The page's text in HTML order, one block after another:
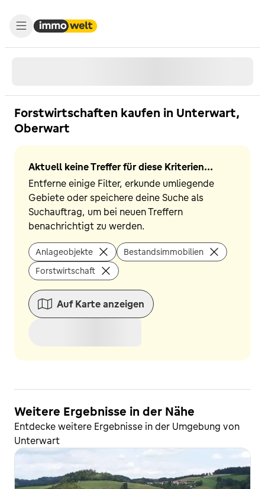
Forstwirtschaften kaufen in Unterwart,
Oberwart
Aktuell keine Treffer für diese Kriterien...
Entferne einige Filter, erkunde umliegende
Gebiete oder speichere deine Suche als
Suchauftrag, um bei neuen Treffern
benachrichtigt zu werden.
Anlageobjekte
Bestandsimmobilien
Forstwirtschaft
Auf Karte anzeigen
Weitere Ergebnisse in der Nähe
Entdecke weitere Ergebnisse in der Umgebung von
Unterwart